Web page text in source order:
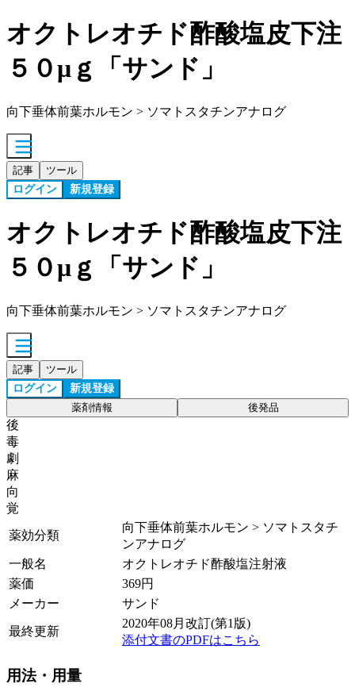
オクトレオチド酢酸塩皮下注
５０μｇ「サンド」
向下垂体前葉ホルモン > ソマトスタチンアナログ
記事 ツール
ログイン 新規登録
オクトレオチド酢酸塩皮下注
５０μｇ「サンド」
向下垂体前葉ホルモン > ソマトスタチンアナログ
記事 ツール
ログイン 新規登録
薬剤情報 後発品
後
毒
劇
麻
向
覚
薬効分類
向下垂体前葉ホルモン > ソマトスタチ
ンアナログ
一般名
オクトレオチド酢酸塩注射液
薬価
369円
メーカー
サンド
最終更新
2020年08月改訂(第1版)
添付文書のPDFはこちら
用法・用量